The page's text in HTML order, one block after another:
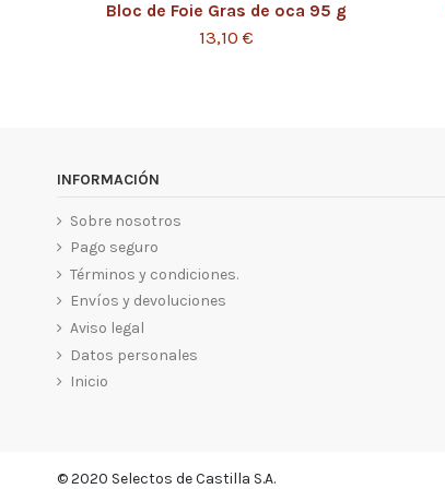
Bloc de Foie Gras de oca 95 g
13,10 €
INFORMACIÓN
Sobre nosotros
Pago seguro
Términos y condiciones.
Envíos y devoluciones
Aviso legal
Datos personales
Inicio
© 2020 Selectos de Castilla S.A.